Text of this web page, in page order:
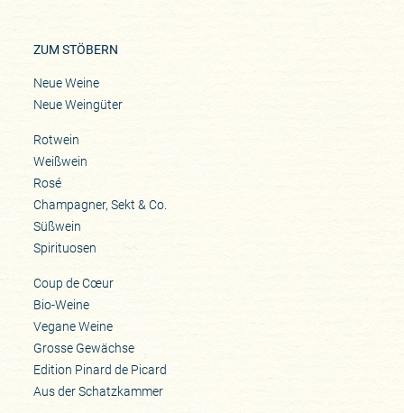
ZUM STÖBERN
Neue Weine
Neue Weingüter
Rotwein
Weißwein
Rosé
Champagner, Sekt & Co.
Süßwein
Spirituosen
Coup de Cœur
Bio-Weine
Vegane Weine
Grosse Gewächse
Edition Pinard de Picard
Aus der Schatzkammer